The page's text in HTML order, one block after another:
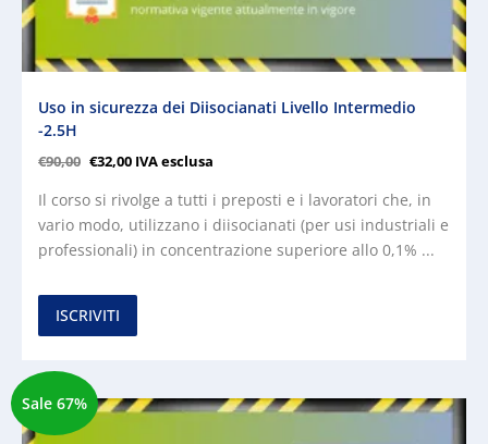
Uso in sicurezza dei Diisocianati Livello Intermedio
-2.5H
€90,00 €32,00 IVA esclusa
Il corso si rivolge a tutti i preposti e i lavoratori che, in
vario modo, utilizzano i diisocianati (per usi industriali e
professionali) in concentrazione superiore allo 0,1% ...
ISCRIVITI
Sale 67%